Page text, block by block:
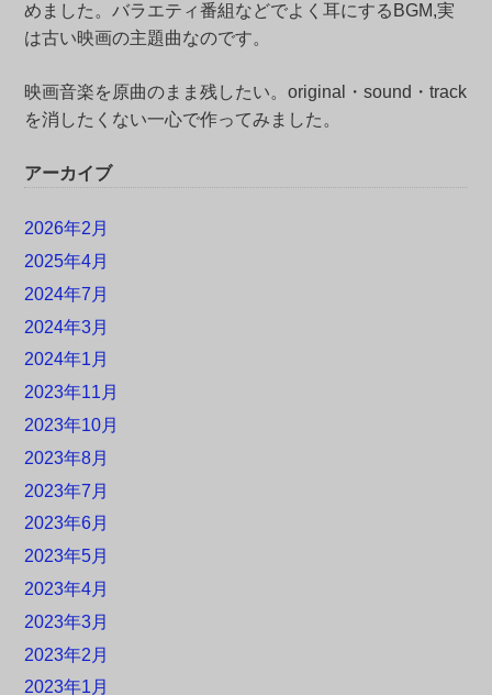
めました。バラエティ番組などでよく耳にするBGM,実
は古い映画の主題曲なのです。
映画音楽を原曲のまま残したい。original・sound・track
を消したくない一心で作ってみました。
アーカイブ
2026年2月
2025年4月
2024年7月
2024年3月
2024年1月
2023年11月
2023年10月
2023年8月
2023年7月
2023年6月
2023年5月
2023年4月
2023年3月
2023年2月
2023年1月